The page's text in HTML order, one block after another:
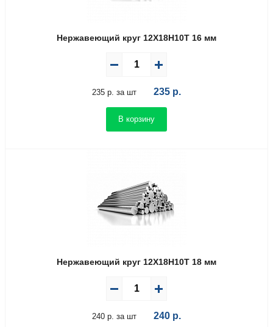
Нержавеющий круг 12Х18Н10Т 16 мм
235 р. за шт 235 р.
В корзину
Нержавеющий круг 12Х18Н10Т 18 мм
240 р. за шт 240 р.